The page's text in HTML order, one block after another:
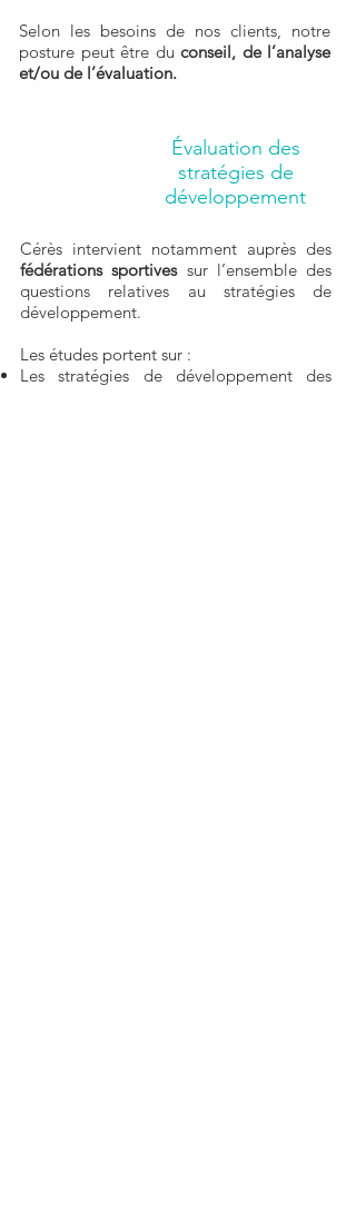
Selon les besoins de nos clients, notre
posture peut être du conseil, de l’analyse
et/ou de l’évaluation.
Évaluation des
stratégies de
développement
Cérès intervient notamment auprès des
fédérations sportives sur l’ensemble des
questions relatives au stratégies de
développement.
Les études portent sur :
Les stratégies de développement des